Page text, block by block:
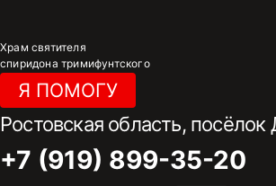
содержимому
Храм святителя
спиридона тримифунтского
Я ПОМОГУ
Ростовская область,
+7 (919) 899-35-20